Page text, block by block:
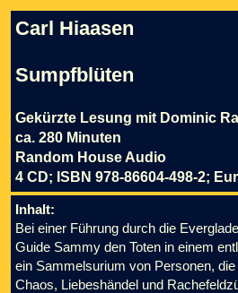
Carl Hiaasen
Sumpfblüten
Gekürzte Lesung mit Dominic
ca. 280 Minuten
Random House Audio
4 CD; ISBN 978-86604-498-2;
Inhalt:
Bei einer Führung durch die
Guide Sammy den Toten in einem
ein Sammelsurium von Personen,
Chaos, Liebeshändel und